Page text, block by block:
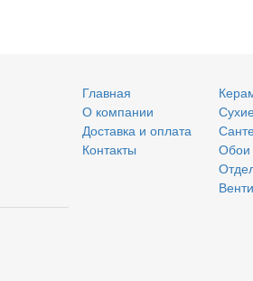
Главная
О компании
Доставка и оплата
Контакты
Обои